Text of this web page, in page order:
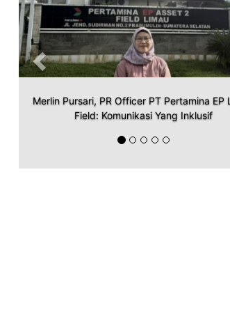
Merlin Pursari, PR Officer PT Pertamina EP
Field: Komunikasi Yang Inklusif